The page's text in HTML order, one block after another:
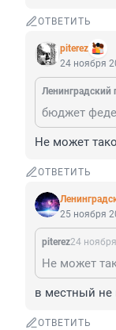
ОТВЕТИТЬ
piterez
24 ноября
Ленинградский
Не может
ОТВЕТИТЬ
25 ноября
piterez24
Не может
в местный не
ОТВЕТИТЬ